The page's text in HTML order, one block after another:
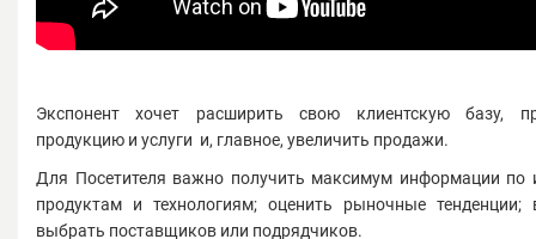
Экспонент хочет расширить свою клиентскую базу,
продукцию и услуги и, главное, увеличить продажи.
Для Посетителя важно получить максимум информации по
продуктам и технологиям; оценить рыночные
выбрать поставщиков или подрядчиков.